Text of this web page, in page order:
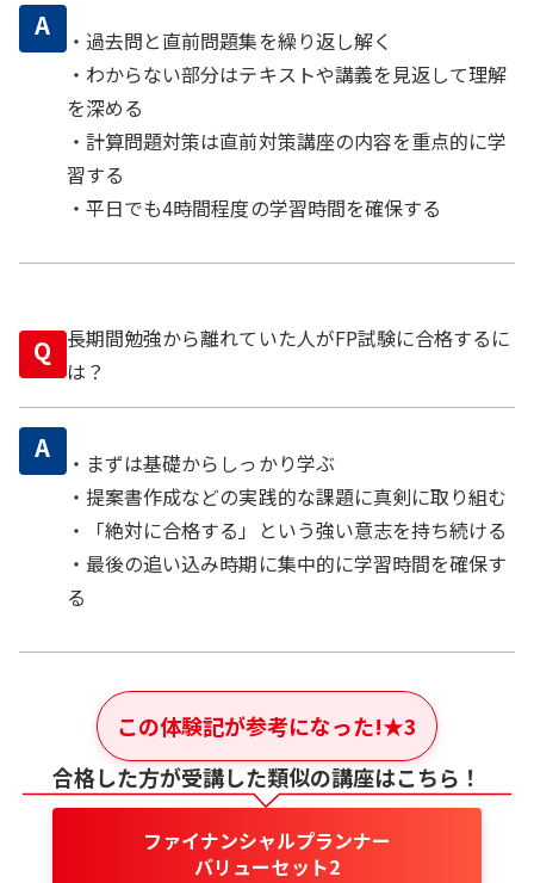
A
・過去問と直前問題集を繰り返し解く
・わからない部分はテキストや講義を見返して理解
を深める
・計算問題対策は直前対策講座の内容を重点的に学
習する
・平日でも4時間程度の学習時間を確保する
Q
長期間勉強から離れていた人がFP試験に合格するに
は？
A
・まずは基礎からしっかり学ぶ
・提案書作成などの実践的な課題に真剣に取り組む
・「絶対に合格する」という強い意志を持ち続ける
・最後の追い込み時期に集中的に学習時間を確保す
る
この体験記が参考になった!★3
合格した方が受講した類似の講座はこちら！
ファイナンシャルプランナー
バリューセット2